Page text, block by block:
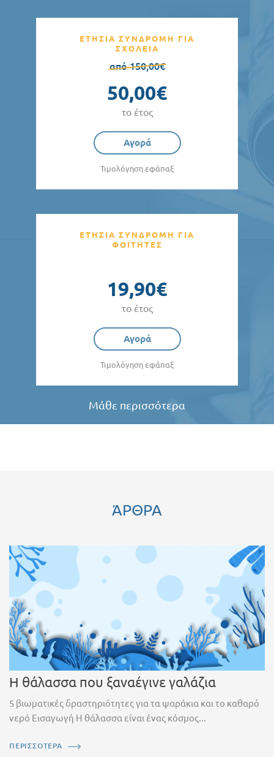
ΕΤΗΣΙΑ ΣΥΝΔΡΟΜΗ ΓΙΑ
ΣΧΟΛΕΙΑ
από 150,00€
50,00€
το έτος
Αγορά
Τιμολόγηση εφάπαξ
ΕΤΗΣΙΑ ΣΥΝΔΡΟΜΗ ΓΙΑ
ΦΟΙΤΗΤΕΣ
19,90€
το έτος
Αγορά
Τιμολόγηση εφάπαξ
Μάθε περισσότερα
ΆΡΘΡΑ
Η θάλασσα που ξαναέγινε γαλάζια
5 βιωματικές δραστηριότητες για τα ψαράκια και το καθαρό
νερό Εισαγωγή Η θάλασσα είναι ένας κόσμος...
ΠΕΡΙΣΣΟΤΕΡΑ